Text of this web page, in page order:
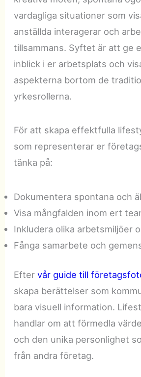
vardagliga situationer som
anställda interagerar och
tillsammans. Syftet är att ge
inblick i er arbetsplats och
aspekterna bortom de
yrkesrollerna.
För att skapa effektfulla
som representerar er
tänka på:
Dokumentera spontana och
Visa mångfalden inom ert
Inkludera olika arbetsmiljöer
Fånga samarbete och
Eftervår guide till
skapa berättelser som
bara visuell information.
handlar om att förmedla
och den unika personlighet
från andra företag.